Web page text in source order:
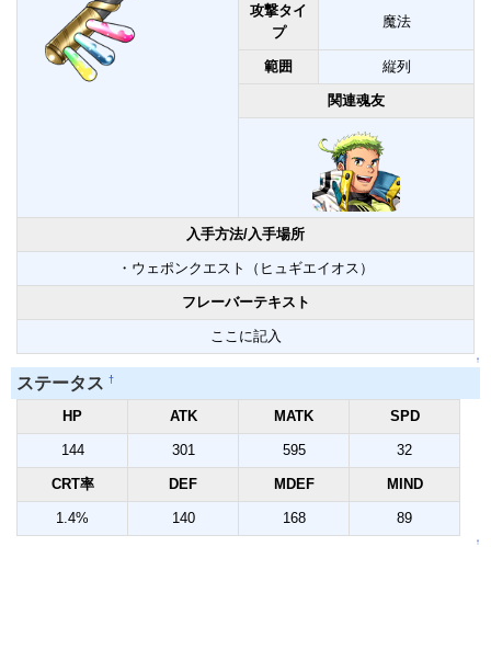
攻撃タイ
プ
魔法
範囲 縦列
関連魂友
入手方法/入手場所
・ウェポンクエスト（ヒュギエイオス）
フレーバーテキスト
ここに記入
↑
ステータス †
HP ATK MATK SPD
144 301 595 32
CRT率 DEF MDEF MIND
1.4% 140 168 89
↑